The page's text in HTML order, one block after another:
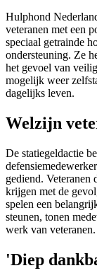
Hulphond
veteranen met een
speciaal getrainde
ondersteuning. Ze
het gevoel van
mogelijk weer
dagelijks leven.
Welzijn
De statiegeldactie
gediend. Veteranen
krijgen met de
spelen een
steunen, tonen
werk van
'Diep